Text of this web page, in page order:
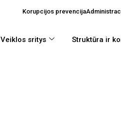
Korupcijos prevencija
Veiklos sritys Struktūra ir